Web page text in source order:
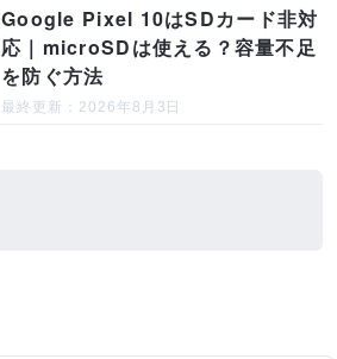
Google Pixel 10はSDカード非対
応｜microSDは使える？容量不足
を防ぐ方法
最終更新：2026年8月3日